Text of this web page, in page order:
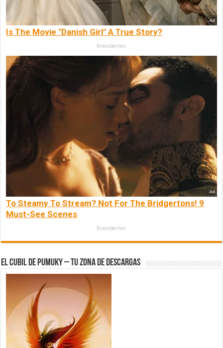
Is The Movie "Danish Girl" A True Story?
Brainberries
To Steamy To Stream? Not For The Bridgertons! 9
Must-See Scenes
Brainberries
El Cubil de Pumuky – Tu zona de Descargas